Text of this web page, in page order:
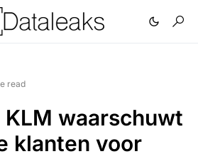
read
KLM waarschuwt
klanten voor